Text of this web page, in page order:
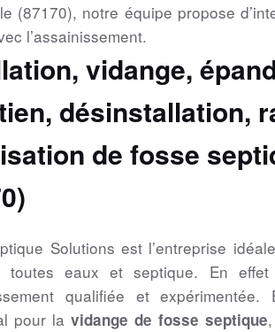
(87170), notre équipe propose
l’assainissement.
vidange,
désinstallation,
de fosse
Solutions est l’entreprise
toutes eaux et septique. En
qualifiée et
pour lavidange de fosse septique